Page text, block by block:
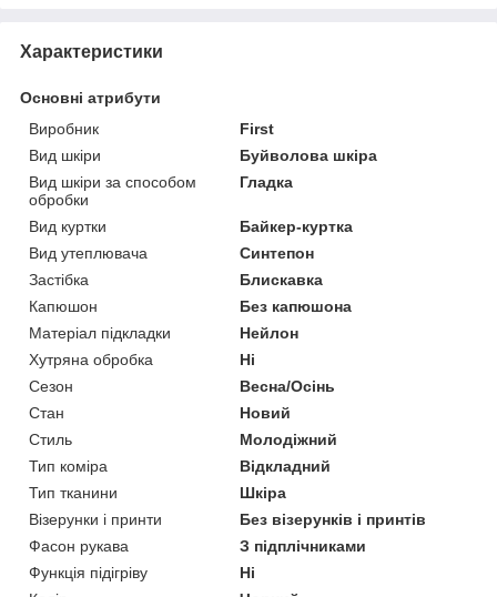
Характеристики
Основні атрибути
Виробник
First
Вид шкіри
Буйволова шкіра
Вид шкіри за способом
обробки
Гладка
Вид куртки
Байкер-куртка
Вид утеплювача
Синтепон
Застібка
Блискавка
Капюшон
Без капюшона
Матеріал підкладки
Нейлон
Хутряна обробка
Ні
Сезон
Весна/Осінь
Стан
Новий
Стиль
Молодіжний
Тип коміра
Відкладний
Тип тканини
Шкіра
Візерунки і принти
Без візерунків і принтів
Фасон рукава
З підплічниками
Функція підігріву
Ні